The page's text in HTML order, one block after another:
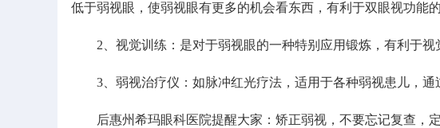
低于弱视眼，使弱视眼有更多的机会看东西，有利于双眼视功能的
2、视觉训练：是对于弱视眼的一种特别应用锻炼，有利于视
3、弱视治疗仪：如脉冲红光疗法，适用于各种弱视患儿，通
后惠州希玛眼科医院提醒大家：矫正弱视，不要忘记复查，定